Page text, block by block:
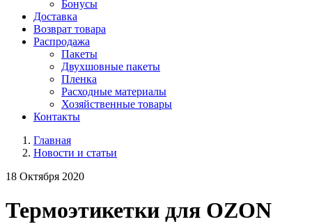
Бонусы
Доставка
Возврат товара
Распродажа
Пакеты
Двухшовные пакеты
Пленка
Расходные материалы
Хозяйственные товары
Контакты
Главная
Новости и статьи
18 Октября 2020
Термоэтикетки для OZON